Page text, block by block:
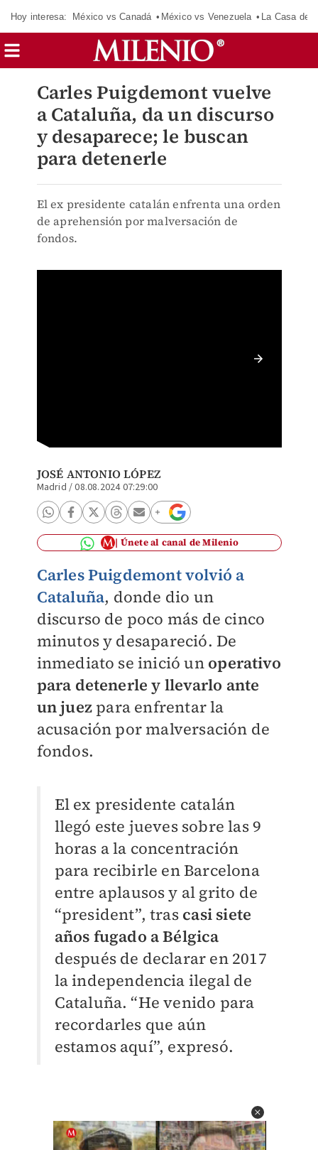
Hoy interesa: México vs Canadá México vs Venezuela La Casa de
Carles Puigdemont vuelve
a Cataluña, da un discurso
y desaparece; le buscan
para detenerle
El ex presidente catalán enfrenta una orden
de aprehensión por malversación de
fondos.
JOSÉ ANTONIO LÓPEZ
Madrid /08.08.2024 07:29:00
Únete al canal de Milenio
Carles Puigdemont volvió a
Cataluña, donde dio un
discurso de poco más de cinco
minutos y desapareció. De
inmediato se inició un operativo
para detenerle y llevarlo ante
un juez para enfrentar la
acusación por malversación de
fondos.
El ex presidente catalán
llegó este jueves sobre las 9
horas a la concentración
para recibirle en Barcelona
entre aplausos y al grito de
“president”, tras casi siete
años fugado a Bélgica
después de declarar en 2017
la independencia ilegal de
Cataluña. “He venido para
recordarles que aún
estamos aquí”, expresó.